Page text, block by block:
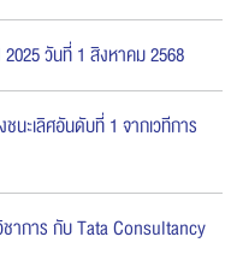
วันที่ 1 สิงหาคม 2568
นะเลิศอันดับที่ 1 จากเวทีการ
าการ กับ Tata Consultancy